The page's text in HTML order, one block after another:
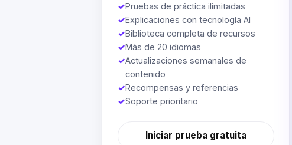
✓Pruebas de práctica ilimitadas
✓Explicaciones con tecnología AI
✓Biblioteca completa de recursos
✓Más de 20 idiomas
✓Actualizaciones semanales de
contenido
✓Recompensas y referencias
✓Soporte prioritario
Iniciar prueba gratuita